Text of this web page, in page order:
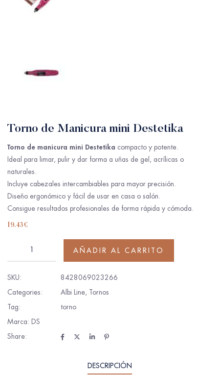
Torno de Manicura mini Destetika
Torno de manicura mini Destetika compacto y potente.
Ideal para limar, pulir y dar forma a uñas de gel, acrílicas o
naturales.
Incluye cabezales intercambiables para mayor precisión.
Diseño ergonómico y fácil de usar en casa o salón.
Consigue resultados profesionales de forma rápida y cómoda.
19.43€
AÑADIR AL CARRITO
SKU:
8428069023266
Categories:
Albi Line, Tornos
Tag:
torno
Marca: DS
Share:
DESCRIPCIÓN